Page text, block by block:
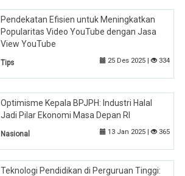
Pendekatan Efisien untuk Meningkatkan
Popularitas Video YouTube dengan Jasa
View YouTube
Tips 25 Des 2025 | 334
Optimisme Kepala BPJPH: Industri Halal
Jadi Pilar Ekonomi Masa Depan RI
Nasional 13 Jan 2025 | 365
Teknologi Pendidikan di Perguruan Tinggi: